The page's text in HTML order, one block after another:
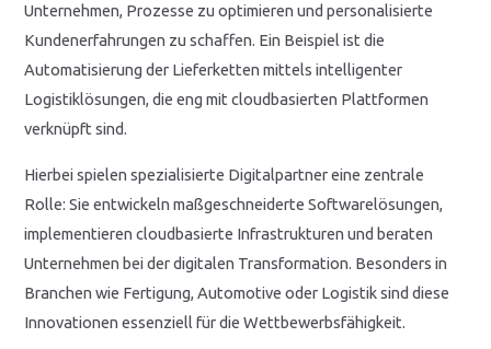
Unternehmen, Prozesse zu optimieren und personalisierte
Kundenerfahrungen zu schaffen. Ein Beispiel ist die
Automatisierung der Lieferketten mittels intelligenter
Logistiklösungen, die eng mit cloudbasierten Plattformen
verknüpft sind.
Hierbei spielen spezialisierte Digitalpartner eine zentrale
Rolle: Sie entwickeln maßgeschneiderte Softwarelösungen,
implementieren cloudbasierte Infrastrukturen und beraten
Unternehmen bei der digitalen Transformation. Besonders in
Branchen wie Fertigung, Automotive oder Logistik sind diese
Innovationen essenziell für die Wettbewerbsfähigkeit.